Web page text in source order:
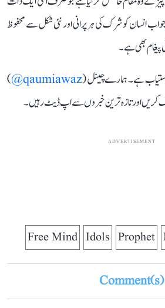
انسان کو شرک کی ہر پرانی اور نئی شکل سے محفوظ
پیغام بھی ہے۔
دستیاب ہے۔ ہمارے چینل (qaumiawaz@
)
کریں اور تازہ ترین خبروں سے اپ ڈیٹ رہیں۔
ADVERTISEMENT
Prophet
Idols
Free Mind
Comment(s)